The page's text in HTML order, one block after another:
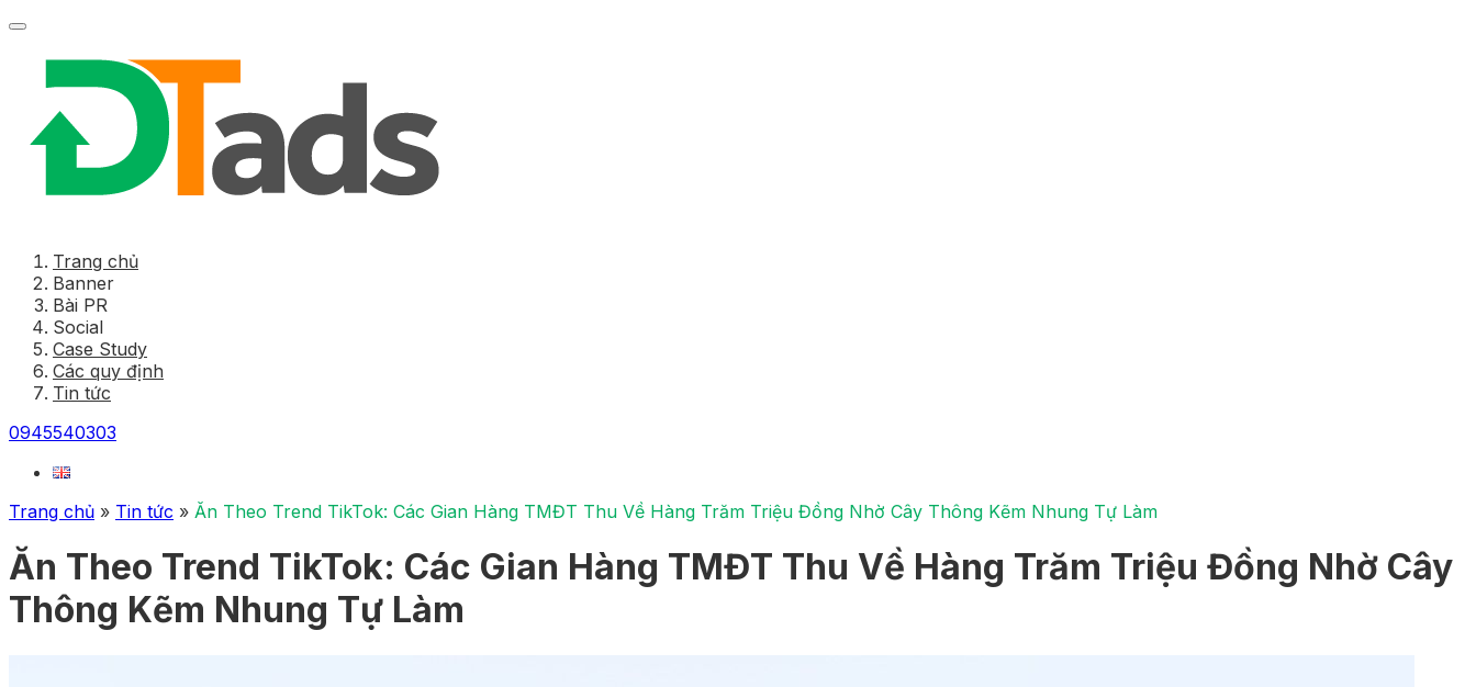
Trang chủ
Banner
Bài PR
Social
Case Study
Các quy định
Tin tức
0945540303
Trang chủ » Tin tức » Ăn Theo Trend TikTok: Các Gian Hàng TMĐT Thu Về Hàng Trăm Triệu Đồng Nhờ Cây Thông Kẽm Nhung Tự Làm
Ăn Theo Trend TikTok: Các Gian Hàng TMĐT Thu Về Hàng Trăm Triệu Đồng Nhờ Cây
Thông Kẽm Nhung Tự Làm